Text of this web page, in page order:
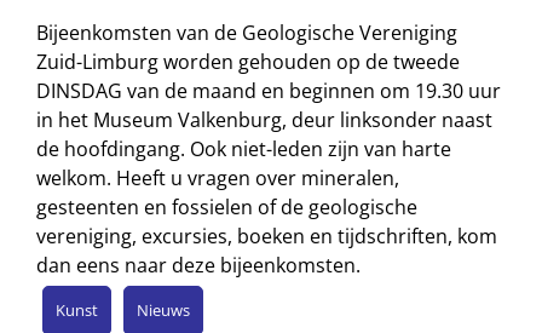
Bijeenkomsten van de Geologische Vereniging
Zuid-Limburg worden gehouden op de tweede
DINSDAG van de maand en beginnen om 19.30 uur
in het Museum Valkenburg, deur linksonder naast
de hoofdingang. Ook niet-leden zijn van harte
welkom. Heeft u vragen over mineralen,
gesteenten en fossielen of de geologische
vereniging, excursies, boeken en tijdschriften, kom
dan eens naar deze bijeenkomsten.
Kunst Nieuws